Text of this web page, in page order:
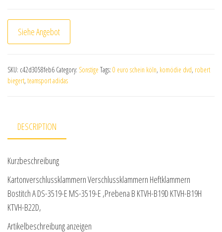
Siehe Angebot
SKU: c42d3058feb6 Category: Sonstige Tags: 0 euro schein köln, komödie dvd, robert
biegert, teamsport adidas
DESCRIPTION
Kurzbeschreibung
Kartonverschlussklammern Verschlussklammern Heftklammern
Bostitch A DS-3519-E MS-3519-E ,Prebena B KTVH-B19D KTVH-B19H
KTVH-B22D,
Artikelbeschreibung anzeigen